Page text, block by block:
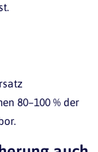
80–100 % der